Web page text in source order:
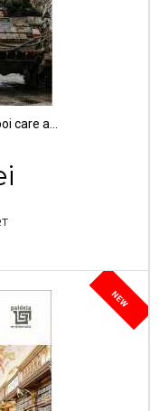
care a...
NEW